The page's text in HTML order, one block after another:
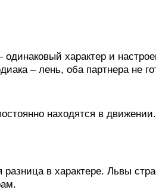
одинаковый характер и
– лень, оба партнера не
находятся в
в характере. Львы